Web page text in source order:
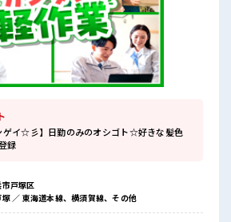
ゲイ☆彡】日勤のみのオシゴト☆好きな髪色
録
戸塚区
塚 ／ 東海道本線、横須賀線、その他